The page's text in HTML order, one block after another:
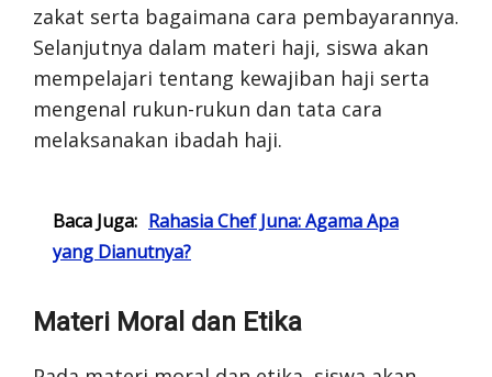
zakat serta bagaimana cara pembayarannya.
Selanjutnya dalam materi haji, siswa akan
mempelajari tentang kewajiban haji serta
mengenal rukun-rukun dan tata cara
melaksanakan ibadah haji.
Baca Juga: Rahasia Chef Juna: Agama Apa
yang Dianutnya?
Materi Moral dan Etika